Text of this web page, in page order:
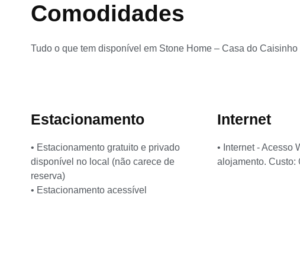
Comodidades
Tudo o que tem disponível em Stone Home – Casa do Caisinho
Estacionamento
• Estacionamento gratuito e privado
disponível no local (não carece de
reserva)
• Estacionamento acessível
Internet
• Internet - Acesso
alojamento. Custo: